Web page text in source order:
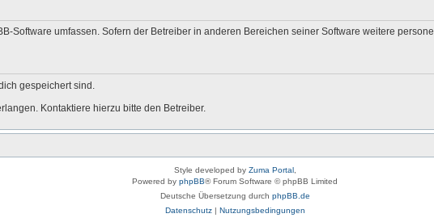
Software umfassen. Sofern der Betreiber in anderen Bereichen seiner Software weitere
gespeichert sind.
Kontaktiere hierzu bitte den Betreiber.
Style developed by Zuma Portal,
Powered by phpBB® Forum Software © phpBB Limited
Deutsche Übersetzung durch phpBB.de
Datenschutz| Nutzungsbedingungen